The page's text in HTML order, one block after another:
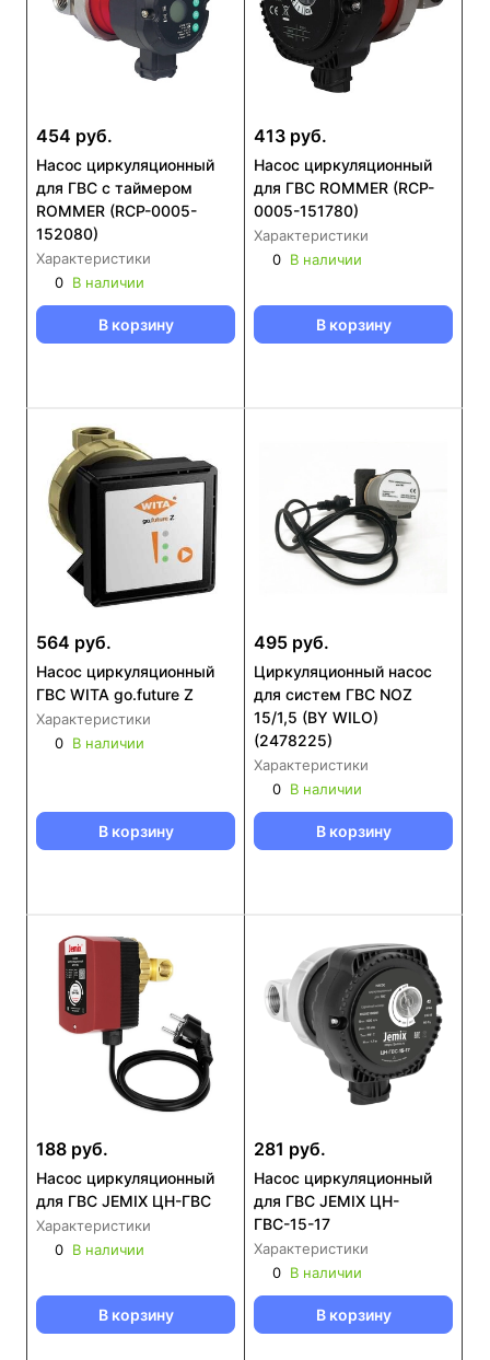
454 руб.
Насос циркуляционный
для ГВС с таймером
ROMMER (RCP-0005-
152080)
Характеристики
0 В наличии
В корзину
413 руб.
Насос циркуляционный
для ГВС ROMMER (RCP-
0005-151780)
Характеристики
0 В наличии
В корзину
564 руб.
Насос циркуляционный
ГВС WITA go.future Z
Характеристики
0 В наличии
В корзину
495 руб.
Циркуляционный насос
для систем ГВС NOZ
15/1,5 (BY WILO)
(2478225)
Характеристики
0 В наличии
В корзину
188 руб.
Насос циркуляционный
для ГВС JEMIX ЦН-ГВС
Характеристики
0 В наличии
В корзину
281 руб.
Насос циркуляционный
для ГВС JEMIX ЦН-
ГВС-15-17
Характеристики
0 В наличии
В корзину